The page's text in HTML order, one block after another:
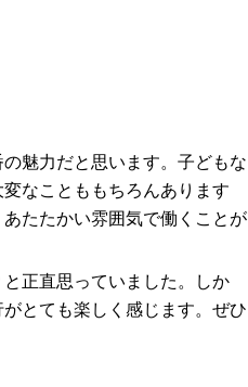
魅力だと思います。子どもな
なことももちろんあります
たたかい雰囲気で働くことが
正直思っていました。しか
とても楽しく感じます。ぜひ